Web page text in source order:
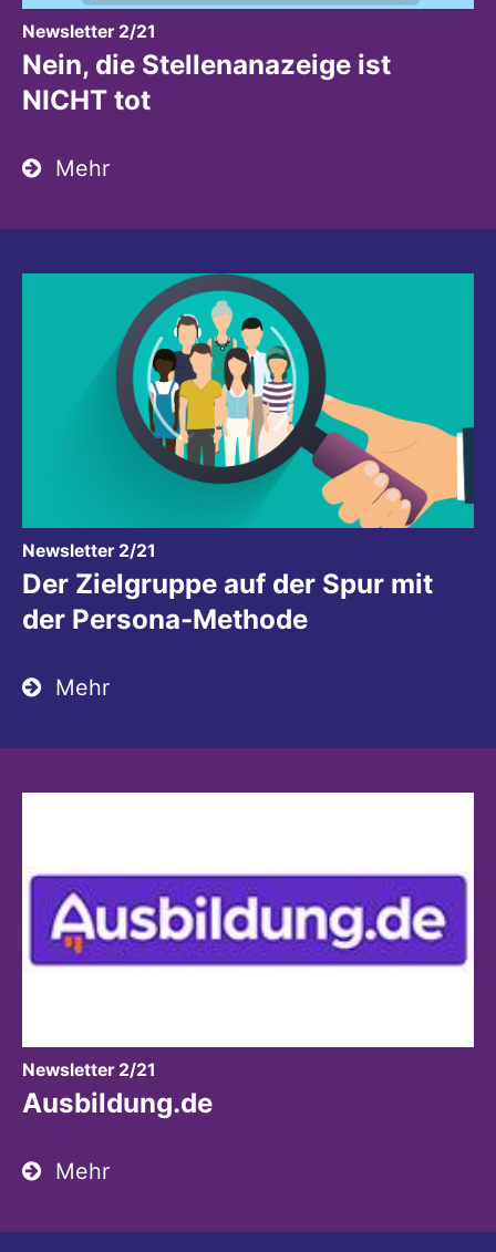
Newsletter 2/21
Nein, die Stellenanazeige ist
NICHT tot
Mehr
Newsletter 2/21
Der Zielgruppe auf der Spur mit
der Persona-Methode
Mehr
Newsletter 2/21
Ausbildung.de
Mehr